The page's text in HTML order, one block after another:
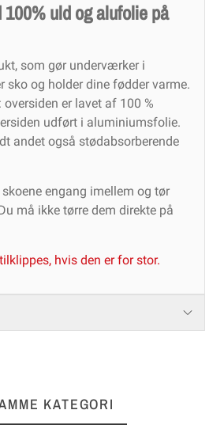
100% uld og alufolie på
som gør underværker i
sko og holder dine fødder varme.
er lavet af 100 %
udført i aluminiumsfolie.
andet også stødabsorberende
engang imellem og tør
må ikke tørre dem direkte på
hvis den er for stor.
KATEGORI